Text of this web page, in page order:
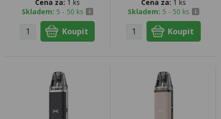
Cena za: 1 ks
Skladem: 5 - 50 ks
Cena za: 1 ks
Skladem: 5 - 50 ks